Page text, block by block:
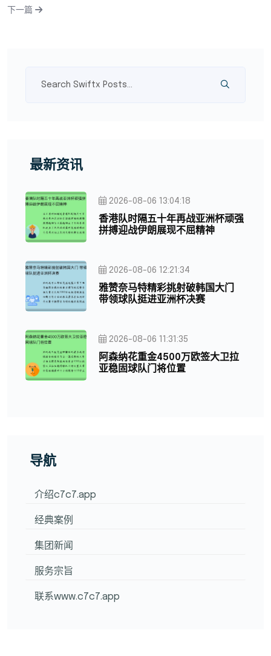
下一篇
最新资讯
2026-08-06 13:04:18
香港队时隔五十年再战亚洲杯顽强
拼搏迎战伊朗展现不屈精神
2026-08-06 12:21:34
雅赞奈马特精彩挑射破韩国大门
带领球队挺进亚洲杯决赛
2026-08-06 11:31:35
阿森纳花重金4500万欧签大卫拉
亚稳固球队门将位置
导航
介绍c7c7.app
经典案例
集团新闻
服务宗旨
联系www.c7c7.app